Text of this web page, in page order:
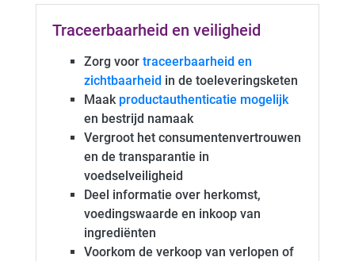
Traceerbaarheid en veiligheid
Zorg voor traceerbaarheid en
zichtbaarheid in de toeleveringsketen
Maak productauthenticatie mogelijk
en bestrijd namaak
Vergroot het consumentenvertrouwen
en de transparantie in
voedselveiligheid
Deel informatie over herkomst,
voedingswaarde en inkoop van
ingrediënten
Voorkom de verkoop van verlopen of